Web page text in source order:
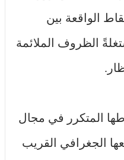
الواقعة بين
الظروف الملائمة
المتكرر في مجال
الجغرافي القريب